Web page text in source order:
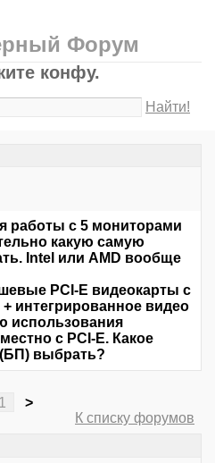
Форум
конфу.
Найти!
работы с 5 мониторами
какую самую
Intel или AMD вообще
PCI-E видеокарты с
интегрированное видео
использования
с PCI-E. Какое
выбрать?
1
>
К списку форумов